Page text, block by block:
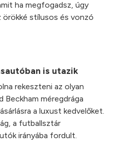
ha megfogadsz, úgy
örökké stílusos és vonzó
is utazik
rekeszteni az olyan
Beckham méregdrága
a luxust kedvelőket.
a futballsztár
irányába fordult.